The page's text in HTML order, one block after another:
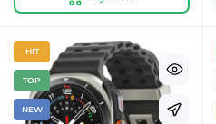
HIT
TOP
NEW